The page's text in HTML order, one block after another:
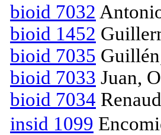
bioid 7032
bioid 1452
bioid 7035
bioid 7033 Juan,
bioid 7034
insid 1099